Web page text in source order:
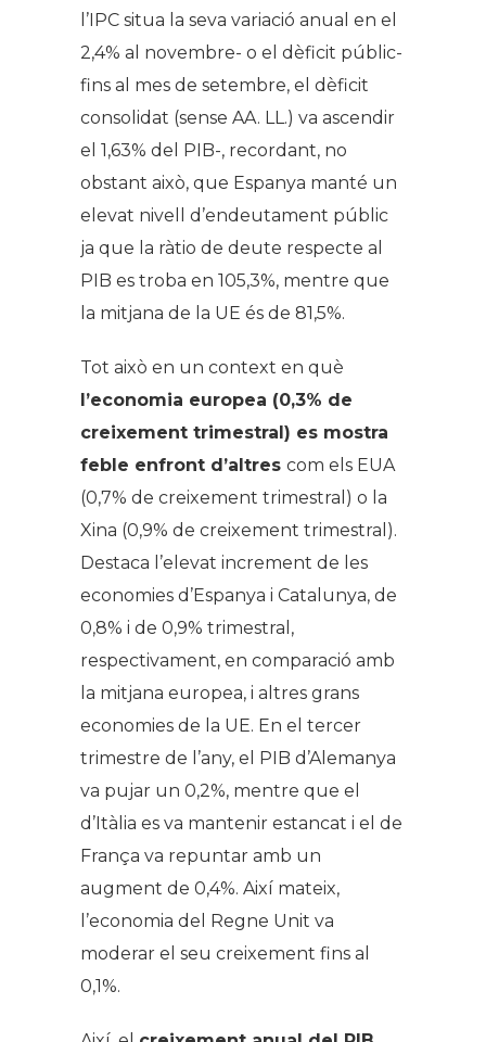
l’IPC situa la seva variació anual en el
2,4% al novembre- o el dèficit públic-
fins al mes de setembre, el dèficit
consolidat (sense AA. LL.) va ascendir
el 1,63% del PIB-, recordant, no
obstant això, que Espanya manté un
elevat nivell d’endeutament públic
ja que la ràtio de deute respecte al
PIB es troba en 105,3%, mentre que
la mitjana de la UE és de 81,5%.
Tot això en un context en què
l’economia europea (0,3% de
creixement trimestral) es mostra
feble enfront d’altres com els EUA
(0,7% de creixement trimestral) o la
Xina (0,9% de creixement trimestral).
Destaca l’elevat increment de les
economies d’Espanya i Catalunya, de
0,8% i de 0,9% trimestral,
respectivament, en comparació amb
la mitjana europea, i altres grans
economies de la UE. En el tercer
trimestre de l’any, el PIB d’Alemanya
va pujar un 0,2%, mentre que el
d’Itàlia es va mantenir estancat i el de
França va repuntar amb un
augment de 0,4%. Així mateix,
l’economia del Regne Unit va
moderar el seu creixement fins al
0,1%.